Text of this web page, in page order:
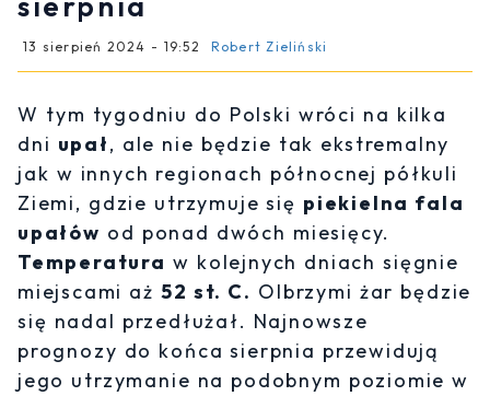
13 sierpień 2024 - 19:52 Robert Zieliński
W tym tygodniu do Polski wróci na kilka
dni upał, ale nie będzie tak ekstremalny
jak w innych regionach północnej półkuli
Ziemi, gdzie utrzymuje się piekielna fala
upałów od ponad dwóch miesięcy.
Temperatura w kolejnych dniach sięgnie
miejscami aż52 st. C. Olbrzymi żar będzie
się nadal przedłużał. Najnowsze
prognozy do końca sierpnia przewidują
jego utrzymanie na podobnym poziomie w